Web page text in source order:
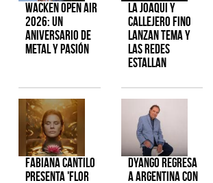
Wacken Open Air
2026: Un
aniversario de
metal y pasión
La Joaqui y
Callejero Fino
lanzan tema y
las redes
estallan
Fabiana Cantilo
presenta 'Flor
Dyango regresa
a Argentina con